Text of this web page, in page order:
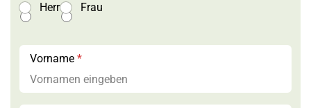
a
c
r
h
Herr
Frau
Vorname *